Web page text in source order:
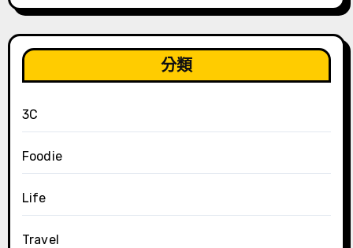
分類
3C
Foodie
Life
Travel